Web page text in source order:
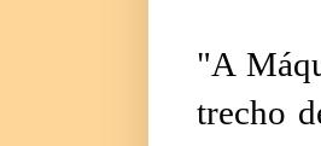
"A
trecho